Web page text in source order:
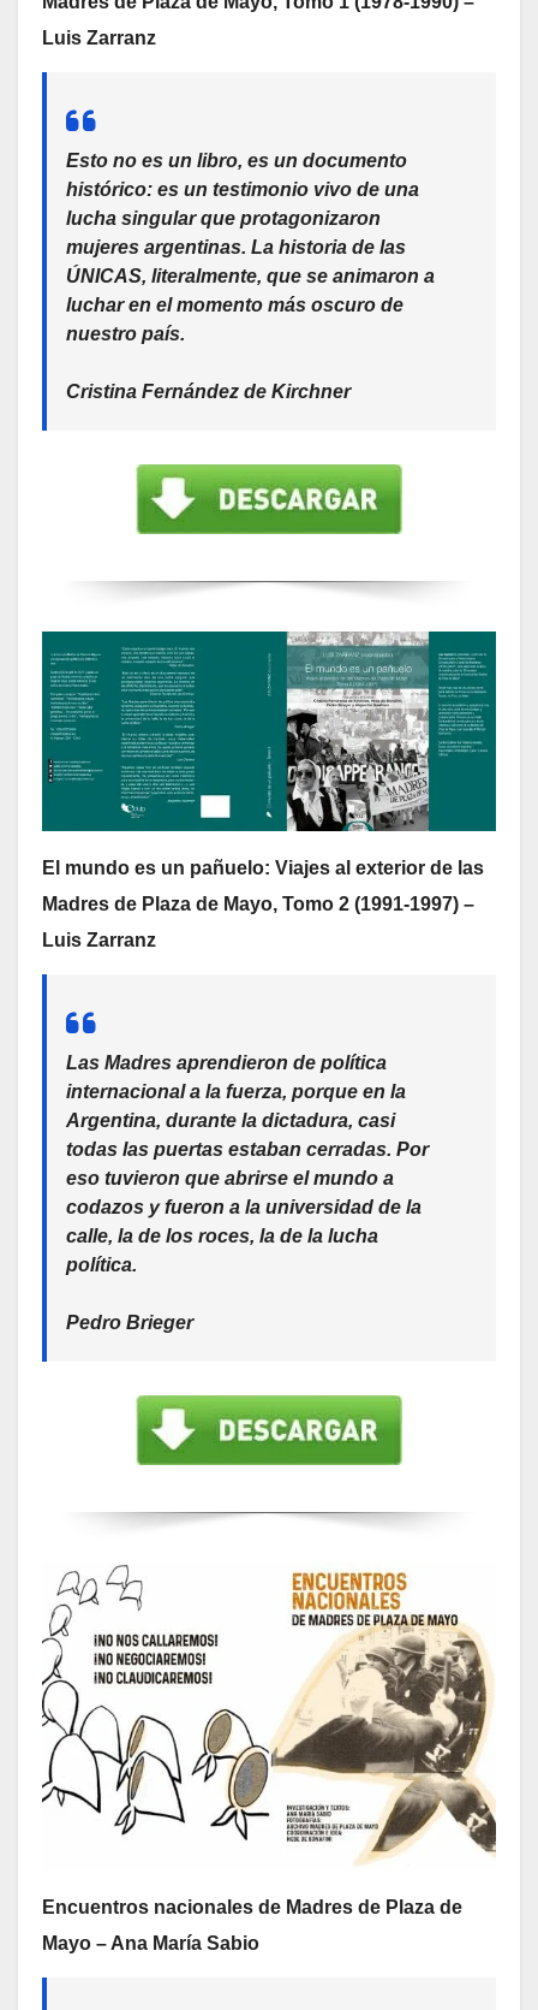
Luis Zarranz
Esto no es un libro, es un documento
histórico: es un testimonio vivo de una
lucha singular que protagonizaron
mujeres argentinas. La historia de las
ÚNICAS, literalmente, que se animaron a
luchar en el momento más oscuro de
nuestro país.
Cristina Fernández de Kirchner
El mundo es un pañuelo: Viajes al exterior de las
Madres de Plaza de Mayo, Tomo 2 (1991-1997) –
Luis Zarranz
Las Madres aprendieron de política
internacional a la fuerza, porque en la
Argentina, durante la dictadura, casi
todas las puertas estaban cerradas. Por
eso tuvieron que abrirse el mundo a
codazos y fueron a la universidad de la
calle, la de los roces, la de la lucha
política.
Pedro Brieger
Encuentros nacionales de Madres de Plaza de
Mayo – Ana María Sabio